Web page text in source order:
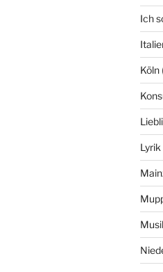
Ich
Köln
Lyrik